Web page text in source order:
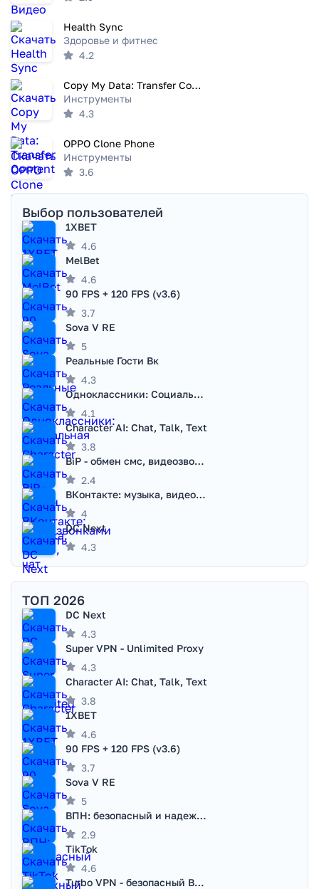
Health Sync
Здоровье и фитнес
4.2
Copy My Data: Transfer Content
Инструменты
4.3
OPPO Clone Phone
Инструменты
3.6
Выбор пользователей
1XBET
4.6
MelBet
4.6
90 FPS + 120 FPS (v3.6)
3.7
Sova V RE
5
Реальные Гости Вк
4.3
Одноклассники: Социальная сеть
4.1
Character AI: Chat, Talk, Text
3.8
BiP - обмен смс, видеозвонками
2.4
ВКонтакте: музыка, видео, чат
4
DC Next
4.3
ТОП 2026
DC Next
4.3
Super VPN - Unlimited Proxy
4.3
Character AI: Chat, Talk, Text
3.8
1XBET
4.6
90 FPS + 120 FPS (v3.6)
3.7
Sova V RE
5
ВПН: безопасный и надежный VPN
2.9
TikTok
4.6
Turbo VPN - безопасный ВПН